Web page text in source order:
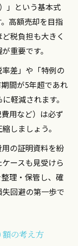
」という基本式
高額売却を目指
税負担も大きく
重要です。
差」や「特例の
間が5年超であれ
軽減されます。
用など）は必ず
しましょう。
の証明資料を紛
ースも見受けら
理・保管し、確
回避の第一歩で
の考え方